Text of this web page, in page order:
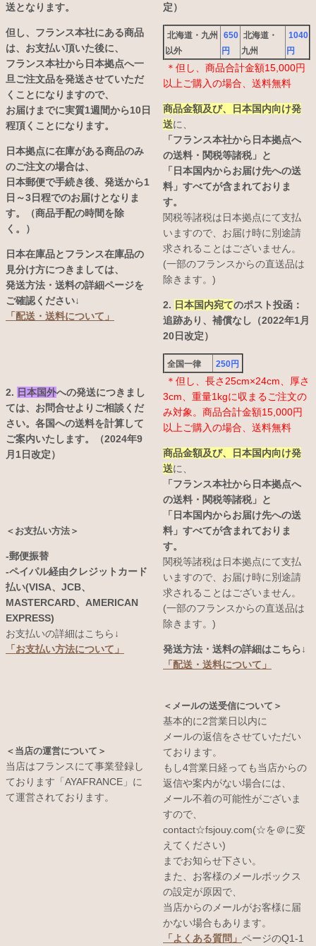
送となります。
但し、フランス本社にある商品
は、お支払い頂いた後に、
フランス本社から日本拠点へ一
旦ご注文品を発送させていただ
くことになりますので、
お届けまでに実質1週間から10日
程頂くことになります。
日本拠点に在庫がある商品のみ
のご注文の場合は、
日本郵便で手続き後、発送から1
日～3日程でのお届けとなりま
す。（商品手配の時間を除
く。）
日本在庫品とフランス在庫品の
見分け方につきましては、
発送方法・送料の詳細ページを
ご確認ください↓
「配送・送料について」
2. 日本国外への発送につきまし
ては、お問合せよりご相談くだ
さい。各国への送料を計算して
ご案内いたします。（2024年9
月1日改定）
＜お支払い方法＞
-郵便振替
-ペイパル経由クレジットカード
払い(VISA、JCB、
MASTERCARD、AMERICAN
EXPRESS)
お支払いの詳細はこちら↓
「お支払い方法について」
＜当店の運営について＞
当店はフランスにて事業登録し
ております「AYAFRANCE」に
て運営されております。
定）
北海道・九州
以外
650
円
北海道・
九州
1040
円
＊但し、商品合計金額15,000円
以上ご購入の場合、送料無料
商品金額及び、日本国内向け発
送に、
「フランス本社から日本拠点へ
の送料・関税等諸税」と
「日本国内からお届け先への送
料」すべてが含まれておりま
す。
関税等諸税は日本拠点にて支払
いますので、お届け時に別途請
求されることはございません。
(一部のフランスからの直送品は
除きます。)
2. 日本国内宛てのポスト投函：
追跡あり、補償なし（2022年1月
20日改定）
全国一律 250円
＊但し、長さ25cm×24cm、厚さ
3cm、重量1kgに収まるご注文の
み対象。商品合計金額15,000円
以上ご購入の場合、送料無料
商品金額及び、日本国内向け発
送に、
「フランス本社から日本拠点へ
の送料・関税等諸税」と
「日本国内からお届け先への送
料」すべてが含まれておりま
す。
関税等諸税は日本拠点にて支払
いますので、お届け時に別途請
求されることはございません。
(一部のフランスからの直送品は
除きます。)
発送方法・送料の詳細はこちら↓
「配送・送料について」
＜メールの送受信について＞
基本的に2営業日以内に
メールの返信をさせていただい
ております。
もし4営業日経っても当店からの
返信や案内がない場合には、
メール不着の可能性がございま
すので、
contact☆fsjouy.com(☆を＠に変
えてください)
までお知らせ下さい。
また、お客様のメールボックス
の設定が原因で、
当店からのメールがお客様に届
かない場合もあります。
「よくある質問」 ページのQ1-1